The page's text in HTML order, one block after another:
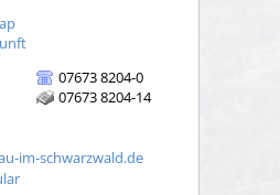
07673 8204-0
07673 8204-14
im-schwarzwald.de